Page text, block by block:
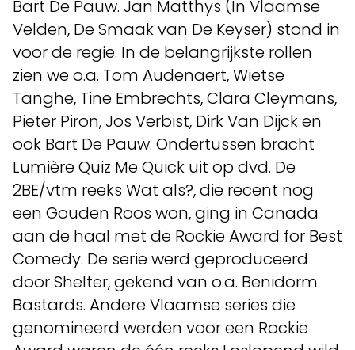
Bart De Pauw. Jan Matthys (In Vlaamse
Velden, De Smaak van De Keyser) stond in
voor de regie. In de belangrijkste rollen
zien we o.a. Tom Audenaert, Wietse
Tanghe, Tine Embrechts, Clara Cleymans,
Pieter Piron, Jos Verbist, Dirk Van Dijck en
ook Bart De Pauw. Ondertussen bracht
Lumière Quiz Me Quick uit op dvd. De
2BE/vtm reeks Wat als?, die recent nog
een Gouden Roos won, ging in Canada
aan de haal met de Rockie Award for Best
Comedy. De serie werd geproduceerd
door Shelter, gekend van o.a. Benidorm
Bastards. Andere Vlaamse series die
genomineerd werden voor een Rockie